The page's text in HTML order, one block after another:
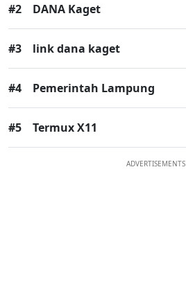
#2 DANA Kaget
#3 link dana kaget
#4 Pemerintah Lampung
#5 Termux X11
ADVERTISEMENTS